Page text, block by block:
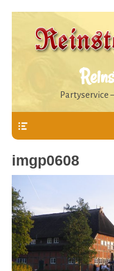
Partyservice
imgp0608